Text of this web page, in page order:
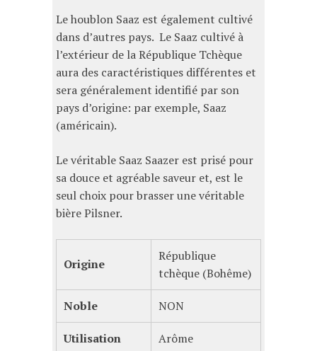
Le houblon Saaz est également cultivé
dans d’autres pays. Le Saaz cultivé à
l’extérieur de la République Tchèque
aura des caractéristiques différentes et
sera généralement identifié par son
pays d’origine: par exemple, Saaz
(américain).
Le véritable Saaz Saazer est prisé pour
sa douce et agréable saveur et, est le
seul choix pour brasser une véritable
bière Pilsner.
Origine
République
tchèque (Bohême)
Noble NON
Utilisation Arôme